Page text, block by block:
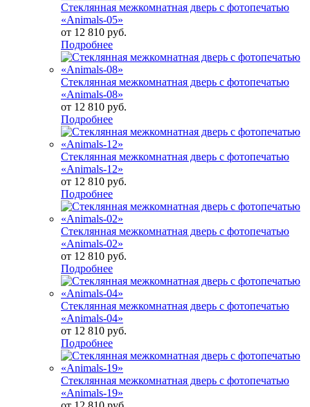
Стеклянная межкомнатная дверь с фотопечатью
«Animals-05»
от 12 810 руб.
Подробнее
Стеклянная межкомнатная дверь с фотопечатью
«Animals-08»
от 12 810 руб.
Подробнее
Стеклянная межкомнатная дверь с фотопечатью
«Animals-12»
от 12 810 руб.
Подробнее
Стеклянная межкомнатная дверь с фотопечатью
«Animals-02»
от 12 810 руб.
Подробнее
Стеклянная межкомнатная дверь с фотопечатью
«Animals-04»
от 12 810 руб.
Подробнее
Стеклянная межкомнатная дверь с фотопечатью
«Animals-19»